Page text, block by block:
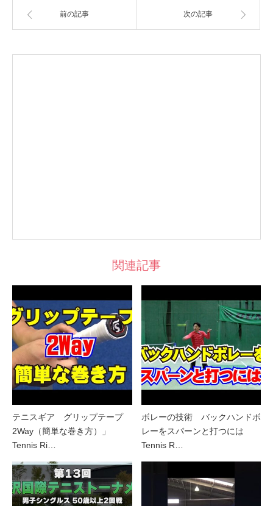
前の記事 次の記事
関連記事
テニスギア グリップテープ
2Way（簡単な巻き方）」
Tennis Ri…
ボレーの技術 バックハンドボ
レーをスパーンと打つには
Tennis R…